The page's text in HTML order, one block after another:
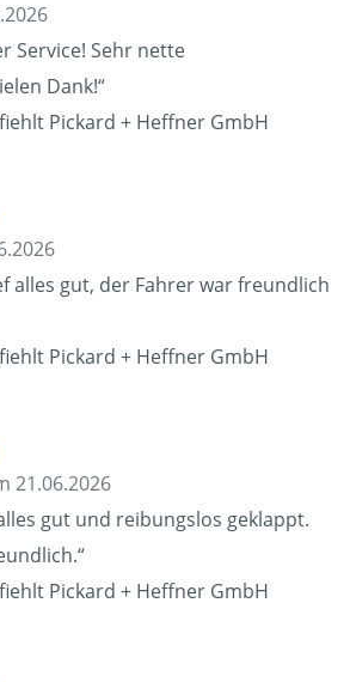
Service! Sehr nette
Dank!“
Pickard + Heffner GmbH
alles gut, der Fahrer war freundlich
Pickard + Heffner GmbH
21.06.2026
gut und reibungslos geklappt.
Pickard + Heffner GmbH